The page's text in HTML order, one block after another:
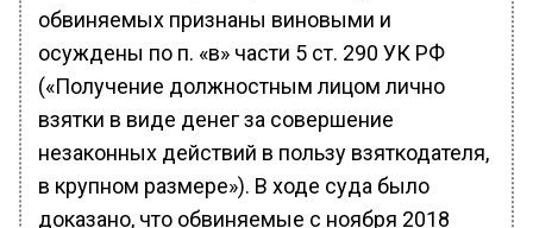
обвиняемых признаны виновыми и
осуждены по п. «в» части 5 ст. 290 УК РФ
(«Получение должностным лицом лично
взятки в виде денег за совершение
незаконных действий в пользу взяткодателя,
в крупном размере»). В ходе суда было
доказано, что обвиняемые с ноября 2018